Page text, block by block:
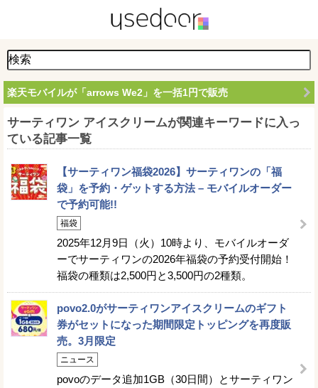
楽天モバイルが「arrows We2」を一括1円で販売
サーティワン アイスクリームが関連キーワードに入っ
ている記事一覧
【サーティワン福袋2026】サーティワンの「福
袋」を予約・ゲットする方法 – モバイルオーダー
で予約可能!!
福袋
2025年12月9日（火）10時より、モバイルオーダ
ーでサーティワンの2026年福袋の予約受付開始！
福袋の種類は2,500円と3,500円の2種類。
povo2.0がサーティワンアイスクリームのギフト
券がセットになった期間限定トッピングを再度販
売。3月限定
ニュース
povoのデータ追加1GB（30日間）とサーティワン